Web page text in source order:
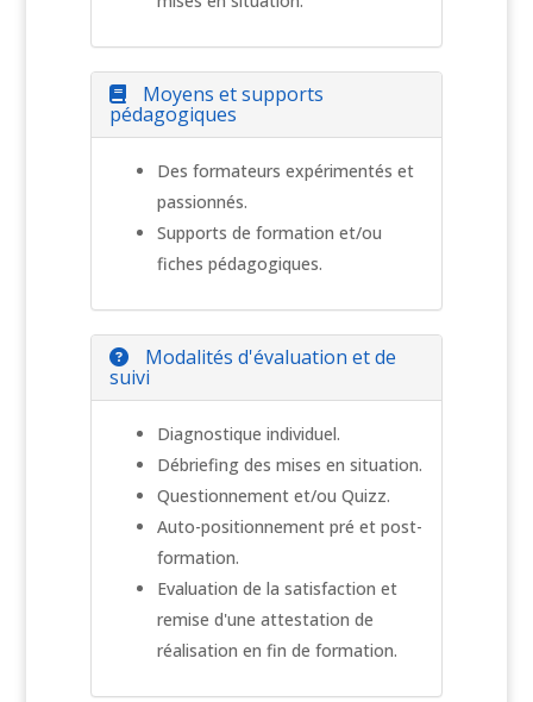
Moyens et supports
pédagogiques
Des formateurs expérimentés et
passionnés.
Supports de formation et/ou
fiches pédagogiques.
Modalités d'évaluation et de
suivi
Diagnostique individuel.
Débriefing des mises en situation.
Questionnement et/ou Quizz.
Auto-positionnement pré et post-
formation.
Evaluation de la satisfaction et
remise d'une attestation de
réalisation en fin de formation.